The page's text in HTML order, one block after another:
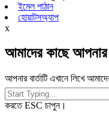
ইমেল পাঠান
হোয়াটসঅ্যাপ
x
আমাদের কাছে আপনার
আপনার বার্তাটি এখানে লিখে
করতে ESC চাপুন।